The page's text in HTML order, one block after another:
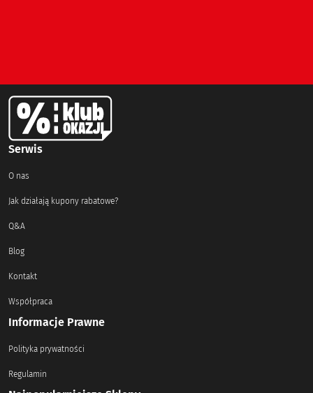
Serwis
O nas
Jak działają kupony rabatowe?
Q&A
Blog
Kontakt
Współpraca
Informacje Prawne
Polityka prywatności
Regulamin